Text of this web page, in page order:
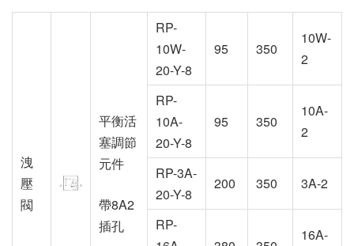
洩
壓
閥
平衡活
塞調節
元件
帶8A2
插孔
RP-
10W-
20-Y-8
95 350
10W-
2
RP-
10A-
20-Y-8
95 350
10A-
2
RP-3A-
20-Y-8
200 350 3A-2
RP-
16A-